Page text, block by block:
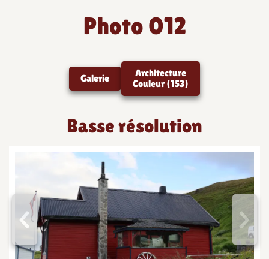
Photo 012
Galerie
Architecture
Couleur (153)
Basse résolution
< >